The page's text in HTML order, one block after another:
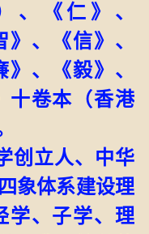
、《仁》、
》、《信》、
》、《毅》、
十卷本（香港
创立人、中华
象体系建设理
学、子学、理